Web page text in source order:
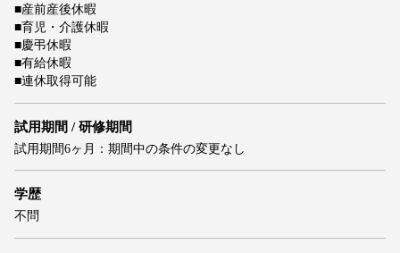
■産前産後休暇
■育児・介護休暇
■慶弔休暇
■有給休暇
■連休取得可能
試用期間 / 研修期間
試用期間6ヶ月：期間中の条件の変更なし
学歴
不問